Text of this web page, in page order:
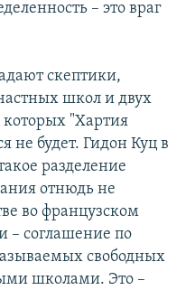
– это враг
скептики,
школ и двух
"Хартия
не будет. Гидон Куц в
разделение
отнюдь не
во французском
– соглашение по
свободных
школами. Это –